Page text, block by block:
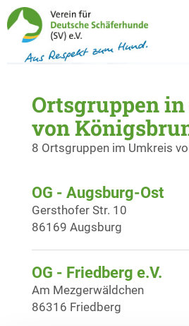
Ortsgruppen in
von
8 Ortsgruppen im Umkreis
OG - Augsburg-Ost
Gersthofer Str. 10
86169 Augsburg
OG - Friedberg e.V.
Am Mezgerwäldchen
86316 Friedberg